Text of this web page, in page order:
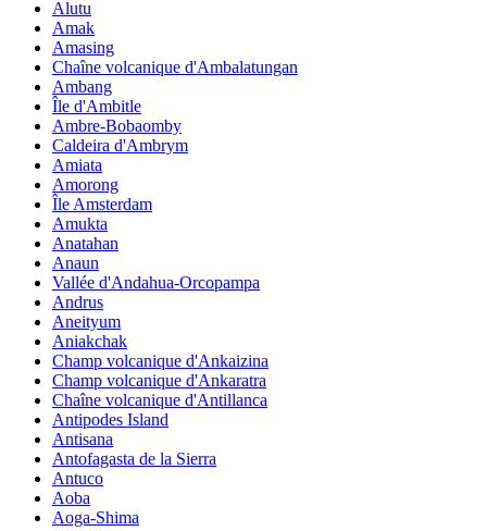
Alutu
Amak
Amasing
Chaîne volcanique d'Ambalatungan
Ambang
Île d'Ambitle
Ambre-Bobaomby
Caldeira d'Ambrym
Amiata
Amorong
Île Amsterdam
Amukta
Anatahan
Anaun
Vallée d'Andahua-Orcopampa
Andrus
Aneityum
Aniakchak
Champ volcanique d'Ankaizina
Champ volcanique d'Ankaratra
Chaîne volcanique d'Antillanca
Antipodes Island
Antisana
Antofagasta de la Sierra
Antuco
Aoba
Aoga-Shima